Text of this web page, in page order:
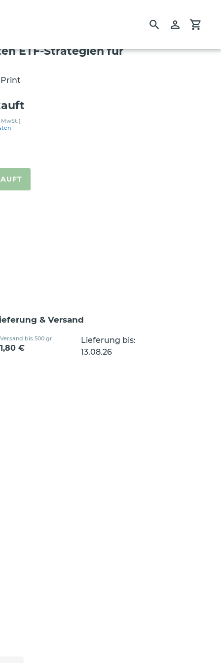
SuchenEinloggen
ETF-Strategien für
Print
& Versand
Versand bis 500 gr
1,80 €
Lieferung bis:
13.08.26